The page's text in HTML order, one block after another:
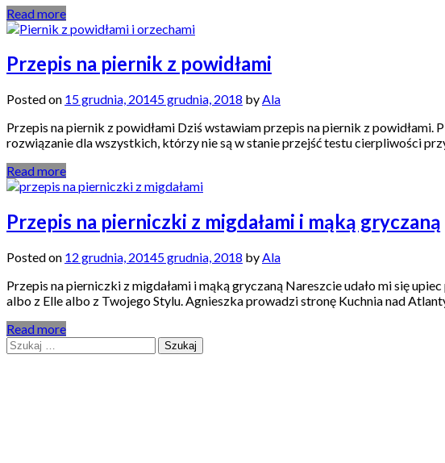
Read more
Przepis na piernik z powidłami
Posted on 15 grudnia, 20145 grudnia, 2018 byAla
Przepis na piernik z powidłami Dziś wstawiam przepis na piernik z powidłami.
rozwiązanie dla wszystkich, którzy nie są w stanie przejść testu cierpliwości
Read more
Przepis na pierniczki z migdałami i mąką gryczaną
Posted on 12 grudnia, 20145 grudnia, 2018 byAla
Przepis na pierniczki z migdałami i mąką gryczaną Nareszcie udało mi się
albo z Elle albo z Twojego Stylu. Agnieszka prowadzi stronę Kuchnia nad
Read more
Szukaj: